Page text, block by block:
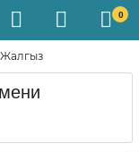
0
Жалгыз